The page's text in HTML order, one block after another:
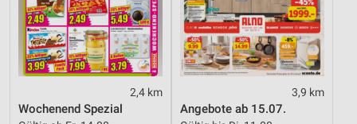
2,4 km
Wochenend Spezial
3,9 km
Angebote ab 15.07.